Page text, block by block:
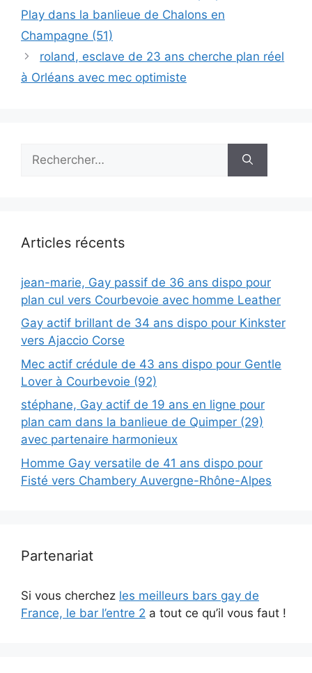
Play dans la banlieue de Chalons en
Champagne (51)
roland, esclave de 23 ans cherche plan réel
à Orléans avec mec optimiste
Articles récents
jean-marie, Gay passif de 36 ans dispo pour
plan cul vers Courbevoie avec homme Leather
Gay actif brillant de 34 ans dispo pour Kinkster
vers Ajaccio Corse
Mec actif crédule de 43 ans dispo pour Gentle
Lover à Courbevoie (92)
stéphane, Gay actif de 19 ans en ligne pour
plan cam dans la banlieue de Quimper (29)
avec partenaire harmonieux
Homme Gay versatile de 41 ans dispo pour
Fisté vers Chambery Auvergne-Rhône-Alpes
Partenariat
Si vous cherchez les meilleurs bars gay de
France, le bar l’entre 2 a tout ce qu’il vous faut !